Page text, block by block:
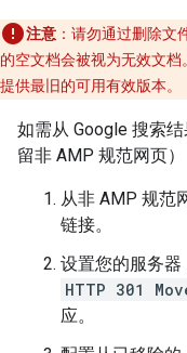
注意 ：请勿通过删除文
的空文档会被视为无效文
提供最旧的可用有效版本。
如需从 Google 搜索
留非 AMP 规范网页
从非 AMP 规范
链接。
设置您的服务器
HTTP 301
应。